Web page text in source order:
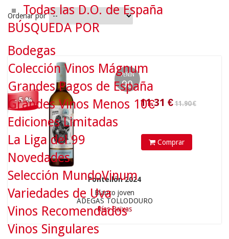
Ordenar por
- 5 %
PEÑIN
90
11.31
Comprar
Pontellón 2024
Blanco joven
ADEGAS TOLLODOURO
Rías Baixas
Todas las D.O. de España
BÚSQUEDA POR
Bodegas
Colección Vinos Mágnum
Grandes Pagos de España
Grandes Vinos Menos 10€
Ediciones Limitadas
La Liga del 99
Novedades
Selección MundoVinum
Variedades de Uva
Vinos Recomendados
Vinos Singulares